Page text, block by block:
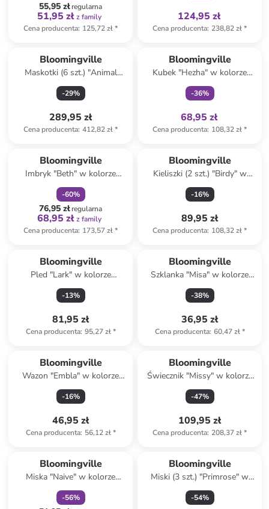
55,95 złregularna
51,95 zł z family
Cena producenta: 125,72 zł*
124,95 zł
Cena producenta: 238,82 zł*
Bloomingville
Maskotki (6 szt.) "Animal
Friends" - 0+
-29%
289,95 zł
Cena producenta: 412,82 zł*
Bloomingville
Kubek "Hezha" w kolorze
niebiesko-kremowym - 260
ml
-36%
68,95 zł
Cena producenta: 108,32 zł*
Bloomingville
Imbryk "Beth" w kolorze
beżowo-czerwonym - 900 ml
-60%
76,95 złregularna
68,95 zł z family
Cena producenta: 173,57 zł*
Bloomingville
Kieliszki (2 szt.) "Birdy" w
kolorze niebiesko-żółtym na
jajka - 8 x 8 cm
-16%
89,95 zł
Cena producenta: 108,32 zł*
Bloomingville
Pled "Lark" w kolorze
beżowo-żółtym - 160 x 130
cm
-13%
81,95 zł
Cena producenta: 95,27 zł*
Bloomingville
Szklanka "Misa" w kolorze
żółtym - 560 ml
-38%
36,95 zł
Cena producenta: 60,47 zł*
Bloomingville
Wazon "Embla" w kolorze
różowym - wys. 14,5 x Ø 6
cm
-16%
46,95 zł
Cena producenta: 56,12 zł*
Bloomingville
Świecznik "Missy" w kolorze
jasnoróżowo-beżowym - 20 x
14,5 x 6,5 cm
-47%
109,95 zł
Cena producenta: 208,37 zł*
Bloomingville
Miska "Naive" w kolorze
kremowym - 460 ml
-56%
Bloomingville
Miski (3 szt.) "Primrose" w
kolorze beżowym - 250 ml
-54%